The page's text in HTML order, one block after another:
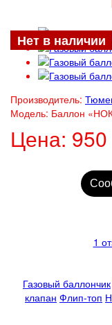
Нет в наличии
Производитель:
Модель: Баллон
Цена: 950
1
Газовый баллончик
клапан Флип-топ